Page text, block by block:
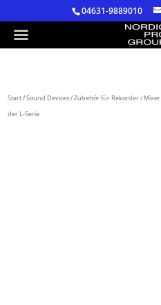
04631-9889010
Start/Sound Devices/Zubehör für Rekorder / Mixer
der L-Serie